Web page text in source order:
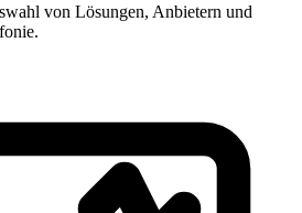
von Lösungen, Anbietern und